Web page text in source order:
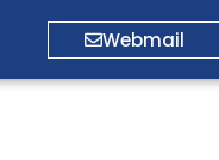
Webmail